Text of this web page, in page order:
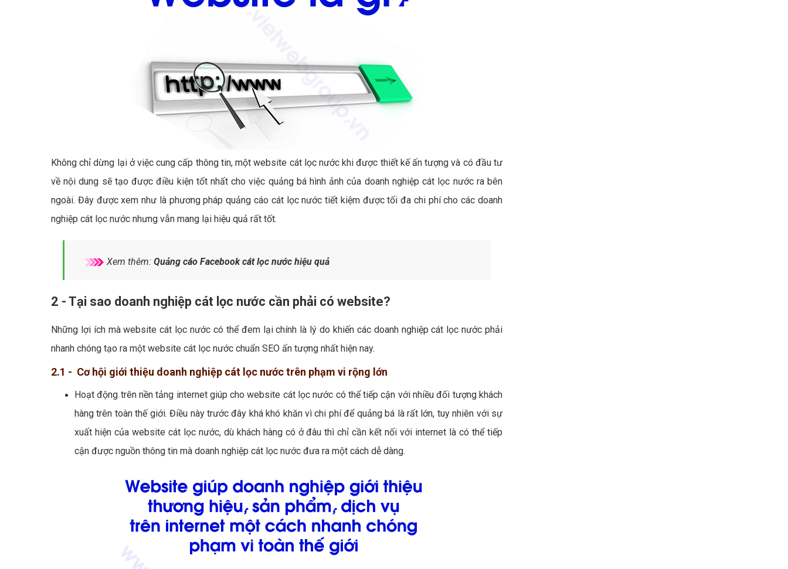
Không chỉ dừng lại ở việc cung cấp thông tin, một website cát lọc nước khi được thiết kế ấn tượng và có đầu tư
về nội dung sẽ tạo được điều kiện tốt nhất cho việc quảng bá hình ảnh của doanh nghiệp cát lọc nước ra bên
ngoài. Đây được xem như là phương pháp quảng cáo cát lọc nước tiết kiệm được tối đa chi phí cho các doanh
nghiệp cát lọc nước nhưng vẫn mang lại hiệu quả rất tốt.
Xem thêm: Quảng cáo Facebook cát lọc nước hiệu quả
2 - Tại sao doanh nghiệp cát lọc nước cần phải có website?
Những lợi ích mà website cát lọc nước có thể đem lại chính là lý do khiến các doanh nghiệp cát lọc nước phải
nhanh chóng tạo ra một website cát lọc nước chuẩn SEO ấn tượng nhất hiện nay.
2.1 - Cơ hội giới thiệu doanh nghiệp cát lọc nước trên phạm vi rộng lớn
Hoạt động trên nền tảng internet giúp cho website cát lọc nước có thể tiếp cận với nhiều đối tượng khách
hàng trên toàn thế giới. Điều này trước đây khá khó khăn vì chi phí để quảng bá là rất lớn, tuy nhiên với sự
xuất hiện của website cát lọc nước, dù khách hàng có ở đâu thì chỉ cần kết nối với internet là có thể tiếp
cận được nguồn thông tin mà doanh nghiệp cát lọc nước đưa ra một cách dễ dàng.